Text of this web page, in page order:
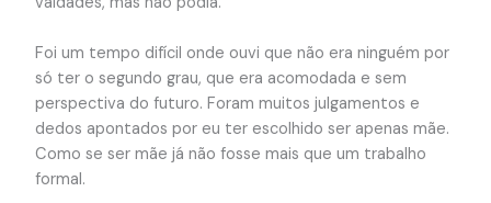
Foi um tempo difícil onde ouvi que não era ninguém por
só ter o segundo grau, que era acomodada e sem
perspectiva do futuro. Foram muitos julgamentos e
dedos apontados por eu ter escolhido ser apenas mãe.
Como se ser mãe já não fosse mais que um trabalho
formal.